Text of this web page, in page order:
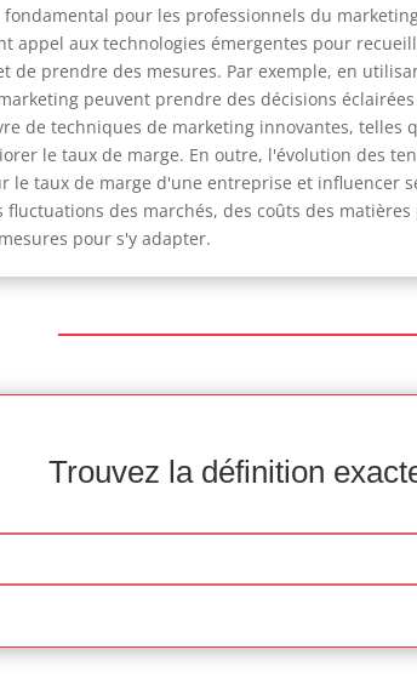
pour les professionnels du
appel aux technologies émergentes pour
de prendre des mesures. Par exemple, en
peuvent prendre des décisions
de techniques de marketing innovantes,
le taux de marge. En outre, l'évolution des
le taux de marge d'une entreprise et influencer
fluctuations des marchés, des coûts des
pour s'y adapter.
Trouvez la définition